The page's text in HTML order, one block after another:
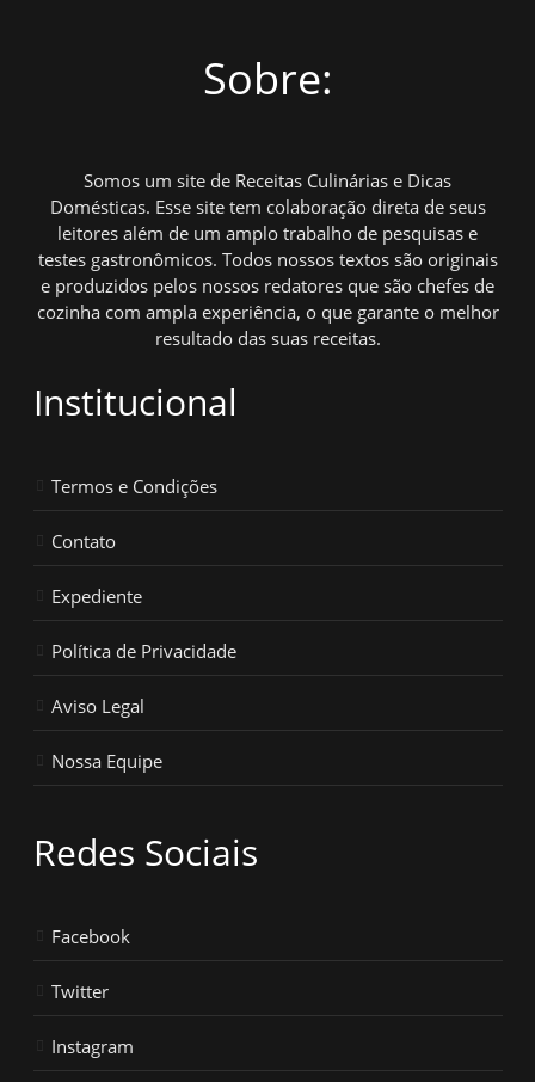
Sobre:
Somos um site de Receitas Culinárias e Dicas
Domésticas. Esse site tem colaboração direta de seus
leitores além de um amplo trabalho de pesquisas e
testes gastronômicos. Todos nossos textos são originais
e produzidos pelos nossos redatores que são chefes de
cozinha com ampla experiência, o que garante o melhor
resultado das suas receitas.
Institucional
Termos e Condições
Contato
Expediente
Política de Privacidade
Aviso Legal
Nossa Equipe
Redes Sociais
Facebook
Twitter
Instagram